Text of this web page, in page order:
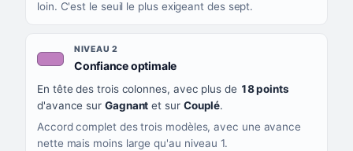
loin. C'est le seuil le plus exigeant des sept.
NIVEAU 2
Confiance optimale, couleur mauve
En tête des trois colonnes, avec plus de 18 points
d'avance sur Gagnant et sur Couplé.
Accord complet des trois modèles, avec une avance
nette mais moins large qu'au niveau 1.